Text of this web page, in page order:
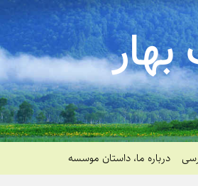
درباره ما، داستان موسسه